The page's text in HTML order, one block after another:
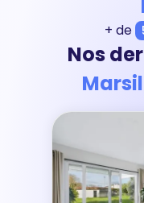
+ de
Nos